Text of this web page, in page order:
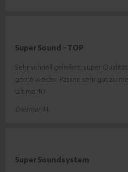
Super Sound - TOP
Sehr schnell geliefert, super
gerne wieder. Passen sehr gut zu
Ultima 40
Dietmar M.
Super Soundsystem